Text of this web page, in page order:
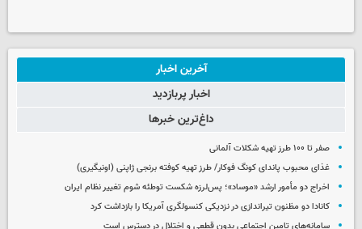
آخرین اخبار
اخبار پربازدید
داغ‌ترین خبرها
صفر تا ۱۰۰ طرز تهیه شکلات آلمانی
غذای محبوب پاندای کونگ فوکار/ طرز تهیه کوفته برنجی ژاپنی (اونیگیری)
اخراج دو مأمور ارشد «موساد»؛ پس‌لرزه شکست توطئه شوم تغییر نظام ایران
کانادا دو مظنون تیراندازی در نزدیکی کنسولگری آمریکا را بازداشت کرد
سامانه‌های تامین اجتماعی بدون قطعی و اختلال در دسترس است